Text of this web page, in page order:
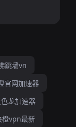
跳墙vn
官网加速器
龙加速器
vpn最新